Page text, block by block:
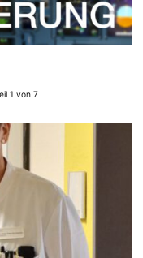
1 von 7